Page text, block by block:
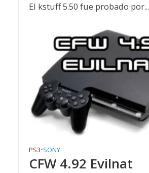
El kstuff 5.50 fue probado por...
PS3•SONY
CFW 4.92 Evilnat